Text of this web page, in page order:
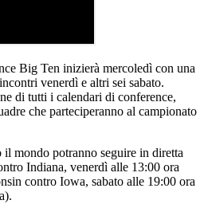
Big Ten inizierà mercoledì con una
venerdì e altri sei sabato.
di tutti i calendari di conference,
che parteciperanno al campionato
mondo potranno seguire in diretta
Indiana, venerdì alle 13:00 ora
contro Iowa, sabato alle 19:00 ora